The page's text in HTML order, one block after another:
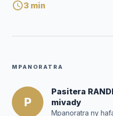
3 min
MPANORATRA
P
Pasitera
mivady
Mpanoratra ny